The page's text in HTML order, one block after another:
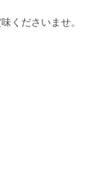
くださいませ。